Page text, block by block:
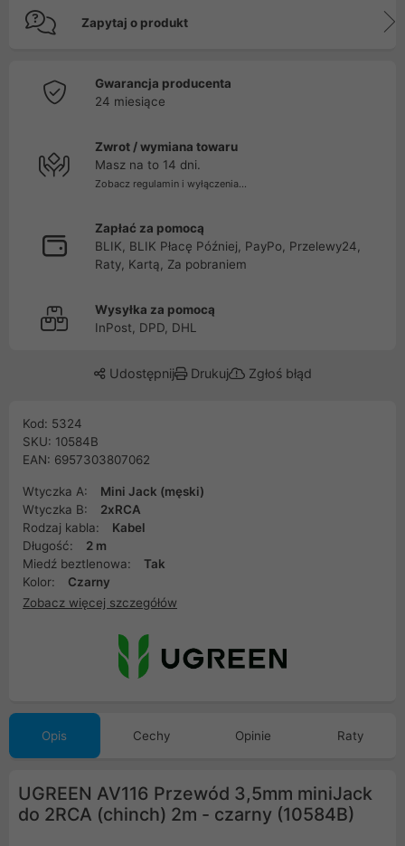
Zapytaj o produkt
Gwarancja producenta
24 miesiące
Zwrot / wymiana towaru
Masz na to 14 dni.
Zobacz regulamin i wyłączenia...
Zapłać za pomocą
BLIK, BLIK Płacę Później, PayPo, Przelewy24,
Raty, Kartą, Za pobraniem
Wysyłka za pomocą
InPost, DPD, DHL
Udostępnij Drukuj Zgłoś błąd
Kod: 5324
SKU: 10584B
EAN: 6957303807062
Wtyczka A:
Mini Jack (męski)
Wtyczka B:
2xRCA
Rodzaj kabla:
Kabel
Długość:
2 m
Miedź beztlenowa:
Tak
Kolor:
Czarny
Zobacz więcej szczegółów
Opis Cechy Opinie Raty
UGREEN AV116 Przewód 3,5mm miniJack
do 2RCA (chinch) 2m - czarny (10584B)